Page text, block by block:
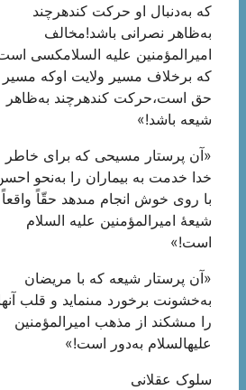
که به‌دنبال او حرکت کندهرچند
به‌ظاهر نصرانی باشد!مخالف
امیرالمؤمنین علیه السلامکسی است
که برخلاف مسیر ولایت اوکه مسیر
حق است،حرکت کندهرچند به‌ظاهر
شیعه باشد!»
«آن پرستار مسیحى که براى خاطر
خدا خدمت به بیماران را به‌نحو احسن
با روى خوش انجام مى‏دهد حقّاً واقعاً
شیعۀ امیرالمؤمنین علیه ‏السلام
است!»
«آن پرستار شیعه که با مریضان
به‌خشونت برخورد مى‏نماید و قلب آنها
را مى‏شکند از مذهب امیرالمؤمنین
علیه‏السلام به‌دور است!»
سلوک عقلانی